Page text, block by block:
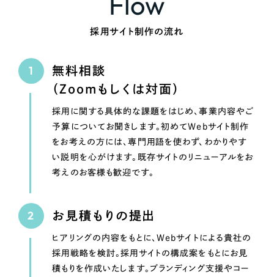
採用サイト制作の流れ
無料相談
（Zoomもしくは対面）
採用に関する具体的な課題をはじめ、事業内容やご
予算についてお聞きします。初めてWebサイト制作
をお考えの方には、専門用語を使わず、わかりやす
い説明を心がけます。既存サイトのリニューアルをお
考えのお客様も歓迎です。
お見積もりの提出
ヒアリングの内容をもとに、Webサイトによる貴社の
採用戦略を検討。採用サイトの構成案をもとにお見
積もりを作成いたします。ブランディング支援やコー